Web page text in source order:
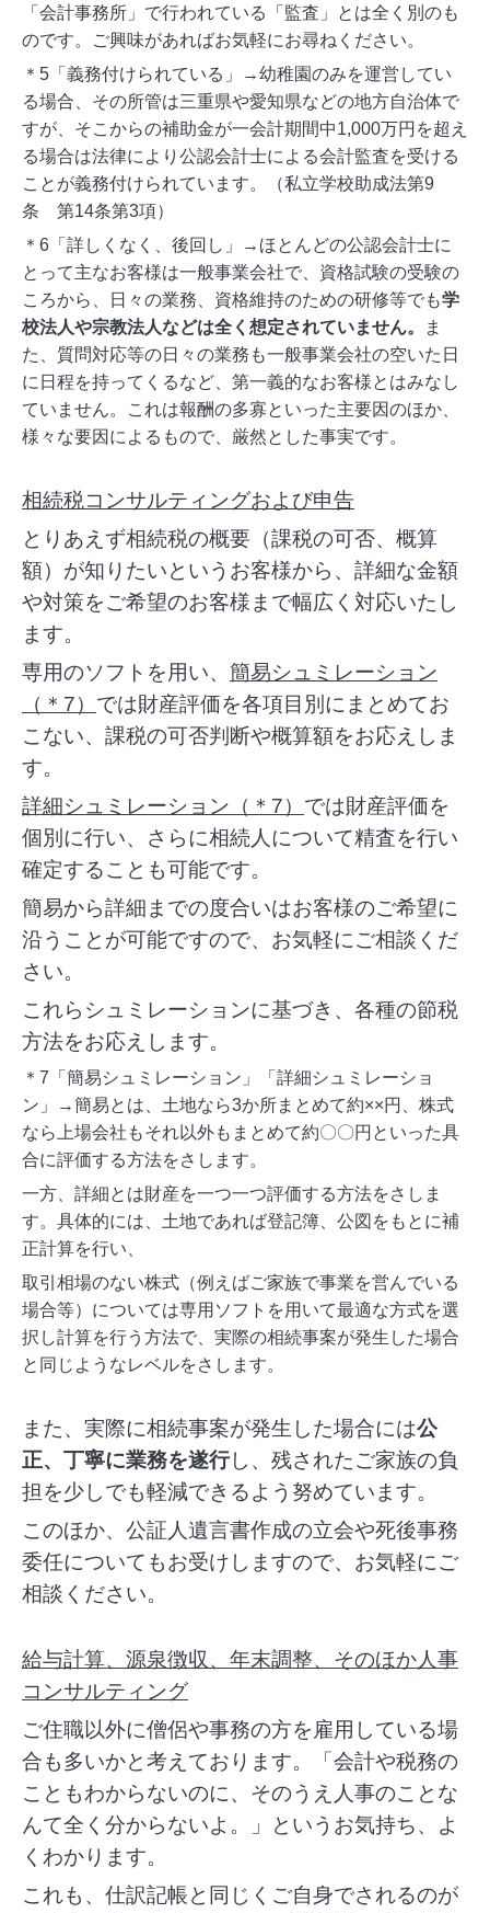
「会計事務所」で行われている「監査」とは全く別のも
のです。ご興味があればお気軽にお尋ねください。
＊5「義務付けられている」→幼稚園のみを運営してい
る場合、その所管は三重県や愛知県などの地方自治体で
すが、そこからの補助金が一会計期間中1,000万円を超え
る場合は法律により公認会計士による会計監査を受ける
ことが義務付けられています。（私立学校助成法第9
条 第14条第3項）
＊6「詳しくなく、後回し」→ほとんどの公認会計士に
とって主なお客様は一般事業会社で、資格試験の受験の
ころから、日々の業務、資格維持のための研修等でも学
校法人や宗教法人などは全く想定されていません。
ま
た、質問対応等の日々の業務も一般事業会社の空いた日
に日程を持ってくるなど、第一義的なお客様とはみなし
ていません。これは報酬の多寡といった主要因のほか、
様々な要因によるもので、厳然とした事実です。
相続税コンサルティングおよび申告
とりあえず相続税の概要（課税の可否、概算
額）が知りたいというお客様から、 詳細な金額
や対策をご希望のお客様まで幅広く対応いたし
ます。
専用のソフトを用い、 簡易シュミレーション
（＊7） では財産評価を各項目別 にまとめてお
こない、課税の可否判断や概算額をお応えしま
す。
詳細シュミレーション （＊7） では財産評価を
個別に行い、 さらに相続人について精査を行い
確定することも可能です。
簡易から詳細までの度合いはお客様のご希望に
沿うことが可能ですので、お気軽にご相談くだ
さい。
これらシュミレーションに基づき、各種の節税
方法をお応えします。
＊7「簡易シュミレーション」「詳細シュミレーショ
ン」→簡易とは、土地なら3か所まとめて約××円、株式
なら上場会社もそれ以外もまとめて約〇〇円といった具
合に評価する方法をさします。
一方、詳細とは財産を一つ一つ評価する方法をさしま
す。具体的には、土地であれば登記簿、公図をもとに補
正計算を行い、
取引相場のない株式（例えばご家族で事業を営んでいる
場合等）については専用ソフトを用いて最適な方式を選
択し計算を行う方法で、実際の相続事案が発生した場合
と同じようなレベルをさします。
また、実際に相続事案が発生した場合には公
正、丁寧に業務を遂行し、残されたご家族の負
担を少しでも軽減できるよう努めています。
このほか、公証人遺言書作成の立会や死後事務
委任についてもお受けしますので、お気軽にご
相談ください。
給与計算、源泉徴収、年末調整、そのほか人事
コンサルティング
ご住職以外に僧侶や事務の方を雇用している場
合も多いかと考えております。
「会計や税務の
こともわからないのに、そのうえ人事のことな
んて全く分からないよ。」というお気持ち、よ
くわかります。
これも、仕訳記帳と同じくご自身でされるのが